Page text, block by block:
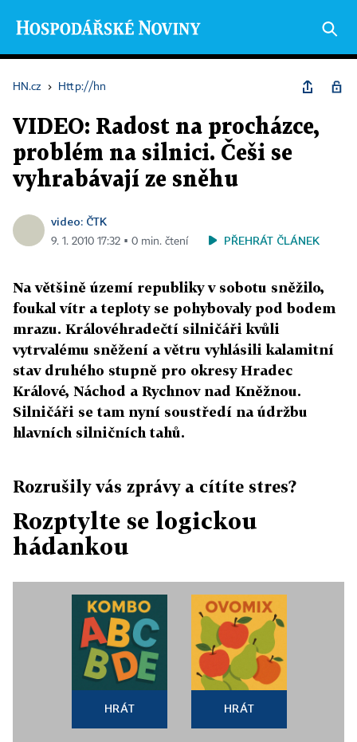
HN.cz › Http://hn
VIDEO: Radost na procházce,
problém na silnici. Češi se
vyhrabávají ze sněhu
video: ČTK
9. 1. 2010 17:32 ▪ 0 min. čtení PŘEHRÁT ČLÁNEK
Na většině území republiky v sobotu sněžilo,
foukal vítr a teploty se pohybovaly pod bodem
mrazu. Královéhradečtí silničáři kvůli
vytrvalému sněžení a větru vyhlásili kalamitní
stav druhého stupně pro okresy Hradec
Králové, Náchod a Rychnov nad Kněžnou.
Silničáři se tam nyní soustředí na údržbu
hlavních silničních tahů.
Rozrušily vás zprávy a cítíte stres?
Rozptylte se logickou
hádankou
HRÁT HRÁT